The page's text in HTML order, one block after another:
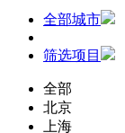
全部城市
筛选项目
全部
北京
上海